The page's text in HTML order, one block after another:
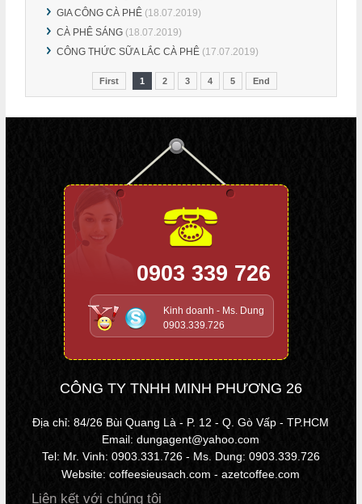
GIA CÔNG CÀ PHÊ(18.07.2019)
CÀ PHÊ SÁNG(18.07.2019)
CÔNG THỨC SỮA LẮC CÀ PHÊ(17.07.2019)
First 1 2 3 4 5 End
0903 339 726
Kinh doanh - Ms. Dung
0903.339.726
CÔNG TY TNHH MINH PHƯƠNG 26
Địa chỉ: 84/26 Bùi Quang Là - P. 12 - Q. Gò Vấp - TP.HCM
Email: dungagent@yahoo.com
Tel: Mr. Vinh: 0903.331.726 - Ms. Dung: 0903.339.726
Website: coffeesieusach.com - azetcoffee.com
Liên kết với chúng tôi